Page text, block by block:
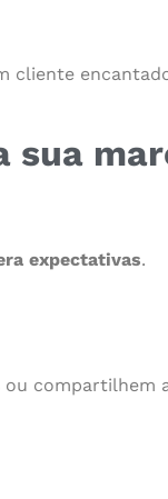
cliente
sua
expectativas.
compartilhem